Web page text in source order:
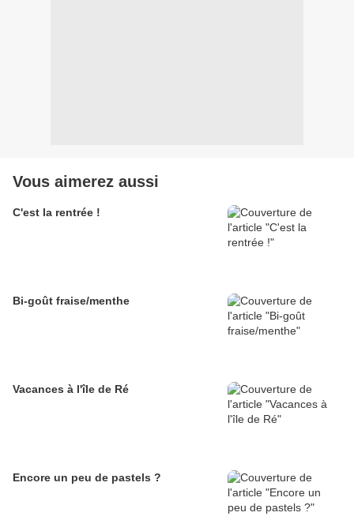
Vous aimerez aussi
C'est la rentrée !
Bi-goût fraise/menthe
Vacances à l'île de Ré
Encore un peu de pastels ?